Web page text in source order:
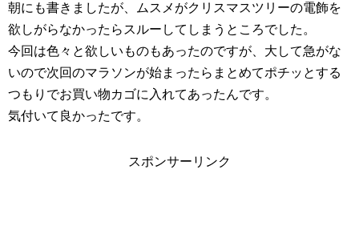
朝にも書きましたが、ムスメがクリスマスツリーの電飾を
欲しがらなかったらスルーしてしまうところでした。
今回は色々と欲しいものもあったのですが、大して急がな
いので次回のマラソンが始まったらまとめてポチッとする
つもりでお買い物カゴに入れてあったんです。
気付いて良かったです。
スポンサーリンク